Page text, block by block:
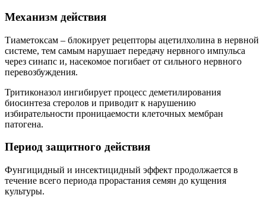
Механизм действия
Тиаметоксам – блокирует рецепторы ацетилхолина в нервной
системе, тем самым нарушает передачу нервного импульса
через синапс и, насекомое погибает от сильного нервного
перевозбуждения.
Тритиконазол ингибирует процесс деметилирования
биосинтеза стеролов и приводит к нарушению
избирательности проницаемости клеточных мембран
патогена.
Период защитного действия
Фунгицидный и инсектицидный эффект продолжается в
течение всего периода прорастания семян до кущения
культуры.